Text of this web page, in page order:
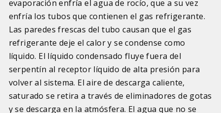
evaporación enfría el agua de rocío, que a su vez
enfría los tubos que contienen el gas refrigerante.
Las paredes frescas del tubo causan que el gas
refrigerante deje el calor y se condense como
líquido. El líquido condensado fluye fuera del
serpentín al receptor líquido de alta presión para
volver al sistema. El aire de descarga caliente,
saturado se retira a través de eliminadores de gotas
y se descarga en la atmósfera. El agua que no se